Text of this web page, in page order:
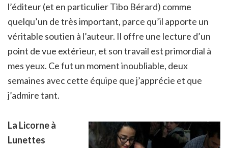
l’éditeur (et en particulier Tibo Bérard) comme
quelqu’un de très important, parce qu’il apporte un
véritable soutien à l’auteur. Il offre une lecture d’un
point de vue extérieur, et son travail est primordial à
mes yeux. Ce fut un moment inoubliable, deux
semaines avec cette équipe que j’apprécie et que
j’admire tant.
La Licorne à
Lunettes